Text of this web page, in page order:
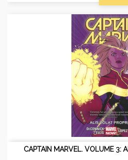
CAPTAIN MARVEL. VOLUME 3: